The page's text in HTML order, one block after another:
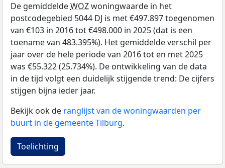
De gemiddeldeWOZwoningwaarde in het
postcodegebied 5044 DJ is met €497.897 toegenomen
van €103 in 2016 tot €498.000 in 2025 (dat is een
toename van 483.395%). Het gemiddelde verschil per
jaar over de hele periode van 2016 tot en met 2025
was €55.322 (25.734%). De ontwikkeling van de data
in de tijd volgt een duidelijk stijgende trend: De cijfers
stijgen bijna ieder jaar.
Bekijk ook de ranglijst van de woningwaarden per
buurt in de gemeente Tilburg.
Toelichting